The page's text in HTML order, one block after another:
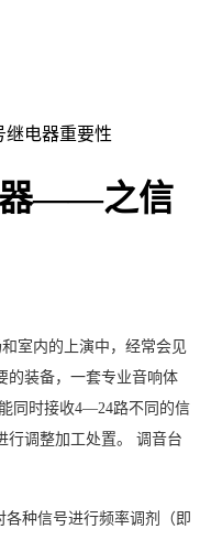
电器重要性
器——之信
室内的上演中 ， 经常会见
的装备，一套专业音响体
同时接收4—24路不同的信
调整加工处置。 调音台
各种信号进行频率调剂（即